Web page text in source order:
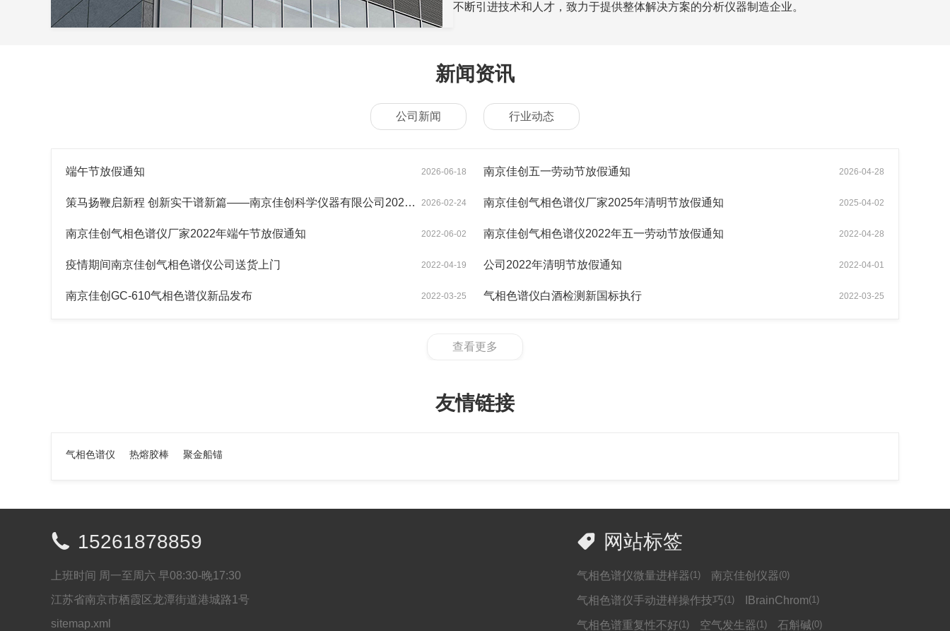
不断引进技术和人才，致力于提供整体解决方案的分析仪器制造企业。
新闻资讯
公司新闻 行业动态
2026-06-18
端午节放假通知 2026-04-28
南京佳创五一劳动节放假通知
2026-02-24
策马扬鞭启新程 创新实干谱新篇——南京佳创科学仪器有限公司2026年新春开工大吉 2025-04-02
南京佳创气相色谱仪厂家2025年清明节放假通知
2022-06-02
南京佳创气相色谱仪厂家2022年端午节放假通知 2022-04-28
南京佳创气相色谱仪2022年五一劳动节放假通知
2022-04-19
疫情期间南京佳创气相色谱仪公司送货上门 2022-04-01
公司2022年清明节放假通知
2022-03-25
南京佳创GC-610气相色谱仪新品发布 2022-03-25
气相色谱仪白酒检测新国标执行
查看更多
友情链接
气相色谱仪 热熔胶棒 聚金船锚
 网站标签
气相色谱仪微量进样器(1) 南京佳创仪器(0)
气相色谱仪手动进样操作技巧(1) IBrainChrom(1)
气相色谱重复性不好(1) 空气发生器(1) 石斛碱(0)
 15261878859
上班时间 周一至周六 早08:30-晚17:30
江苏省南京市栖霞区龙潭街道港城路1号
sitemap.xml